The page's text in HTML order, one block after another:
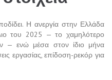
Η ανεργία στην Ελλάδα
του 2025 — το χαμηλότερο
— ενώ μέσα στον ίδιο μήνα
εργασίας, επίδοση-ρεκόρ για